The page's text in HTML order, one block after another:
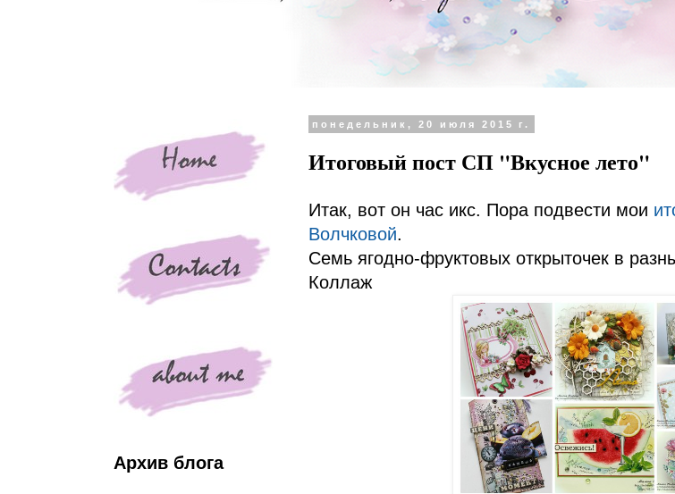
понедельник, 20 июля 2015 г.
Итоговый пост СП "Вкусное лето"
Итак, вот он час икс. Пора подвести мои
Волчковой.
Семь ягодно-фруктовых открыточек в
Коллаж
Архив блога